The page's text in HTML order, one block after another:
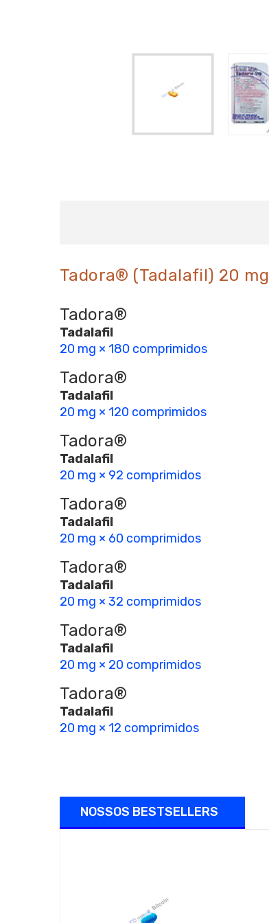
Tadora® (Tadalafil) 20 mg
Tadora®
Tadalafil
20 mg × 180 comprimidos
Tadora®
Tadalafil
20 mg × 120 comprimidos
Tadora®
Tadalafil
20 mg × 92 comprimidos
Tadora®
Tadalafil
20 mg × 60 comprimidos
Tadora®
Tadalafil
20 mg × 32 comprimidos
Tadora®
Tadalafil
20 mg × 20 comprimidos
Tadora®
Tadalafil
20 mg × 12 comprimidos
NOSSOS BESTSELLERS